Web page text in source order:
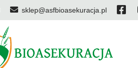
sklep@asfbioasekuracja.pl